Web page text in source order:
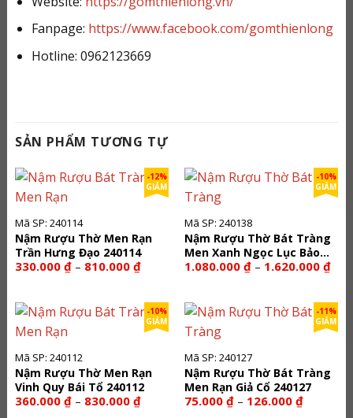
Fanpage: https://www.facebook.com/gomthienlong
Hotline: 0962123669
SẢN PHẨM TƯƠNG TỰ
-12%
GIẢM
Mã SP: 240114
Nậm Rượu Thờ Men Rạn
Trần Hưng Đạo 240114
330.000 ₫ – 810.000 ₫Khoảng
giá:
đến
810.000 ₫
-10%
GIẢM
Mã SP: 240138
Nậm Rượu Thờ Bát Tràng
Men Xanh Ngọc Lục Bảo
240138
1.080.000 ₫ – 1.620.000 ₫
giá:
đến
-10%
GIẢM
Mã SP: 240112
Nậm Rượu Thờ Men Rạn
Vinh Quy Bái Tổ 240112
360.000 ₫ – 830.000 ₫Khoảng
giá:
-11%
GIẢM
Mã SP: 240127
Nậm Rượu Thờ Bát Tràng
Men Rạn Giả Cổ 240127
75.000 ₫ – 126.000 ₫Khoảng
giá: